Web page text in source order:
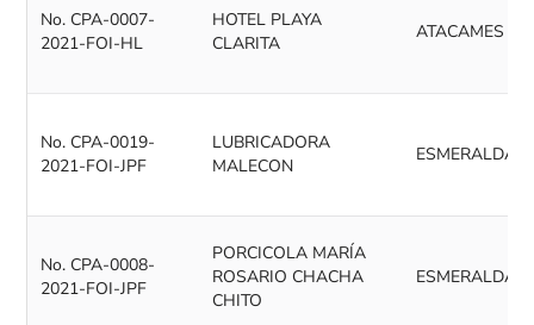
No. CPA-0007-
2021-FOI-HL
HOTEL PLAYA
CLARITA
ATACAMES
No. CPA-0019-
2021-FOI-JPF
LUBRICADORA
MALECON
ESMERALDAS
No. CPA-0008-
2021-FOI-JPF
PORCICOLA MARÍA
ROSARIO CHACHA
CHITO
ESMERALDAS